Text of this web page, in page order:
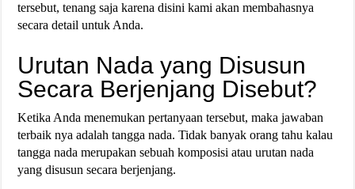
tersebut, tenang saja karena disini kami akan membahasnya
secara detail untuk Anda.
Urutan Nada yang Disusun
Secara Berjenjang Disebut?
Ketika Anda menemukan pertanyaan tersebut, maka jawaban
terbaik nya adalah tangga nada. Tidak banyak orang tahu kalau
tangga nada merupakan sebuah komposisi atau urutan nada
yang disusun secara berjenjang.